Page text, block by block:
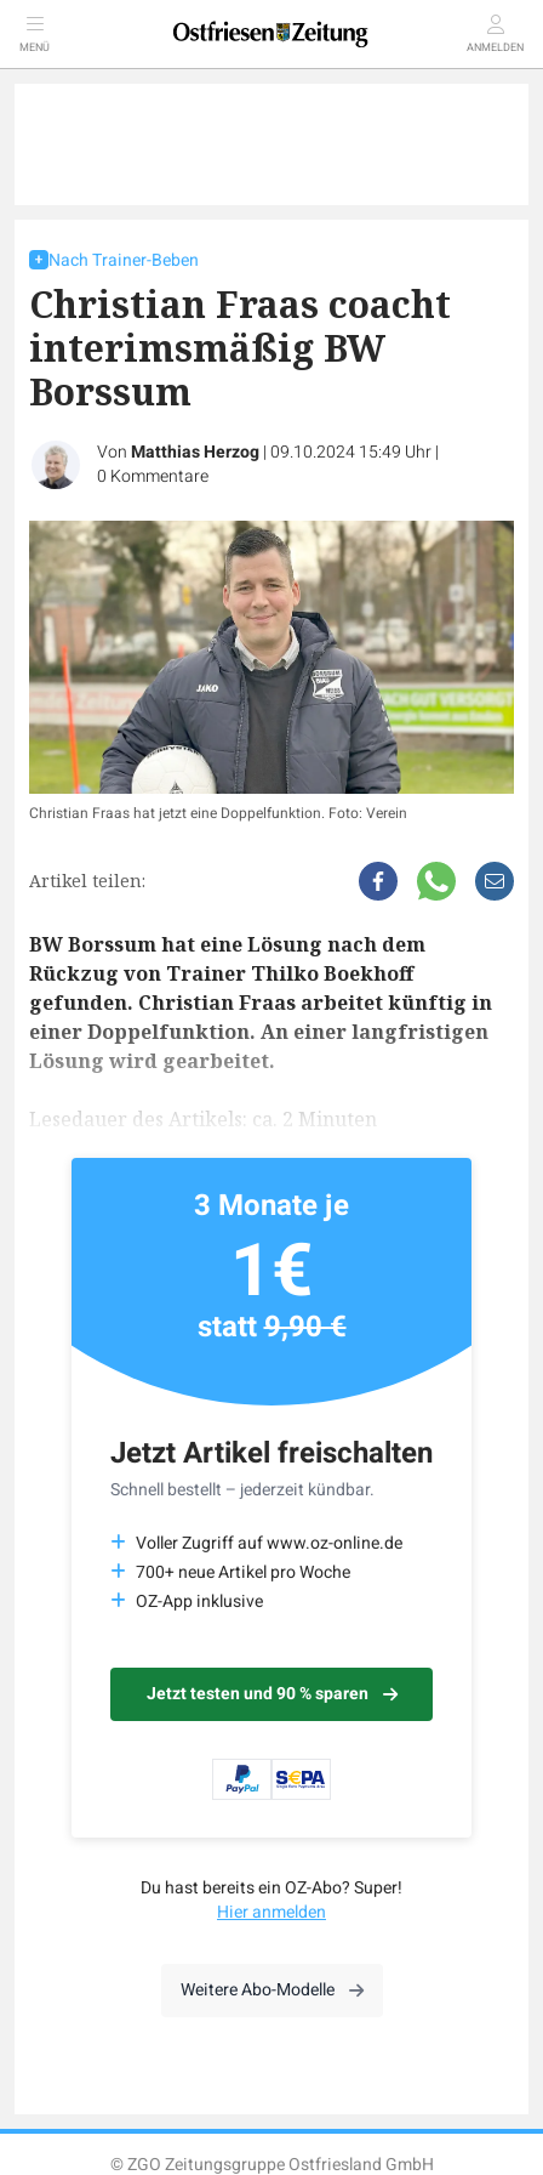
MENÜ ANMELDEN
Nach Trainer-Beben
Christian Fraas coacht
interimsmäßig BW
Borssum
VonMatthias Herzog|09.10.2024 15:49 Uhr|
0 Kommentare
Christian Fraas hat jetzt eine Doppelfunktion. Foto: Verein
Artikel teilen:
BW Borssum hat eine Lösung nach dem
Rückzug von Trainer Thilko Boekhoff
gefunden. Christian Fraas arbeitet künftig in
einer Doppelfunktion. An einer langfristigen
Lösung wird gearbeitet.
Lesedauer des Artikels: ca. 2 Minuten
Jetzt Artikel freischalten
Schnell bestellt – jederzeit kündbar.
Voller Zugriff auf www.oz-online.de
700+ neue Artikel pro Woche
OZ-App inklusive
Jetzt testen und 90 % sparen
3 Monate je
1€
statt9,90 €
Du hast bereits ein OZ-Abo? Super!
Hier anmelden
Weitere Abo-Modelle
© ZGO Zeitungsgruppe Ostfriesland GmbH